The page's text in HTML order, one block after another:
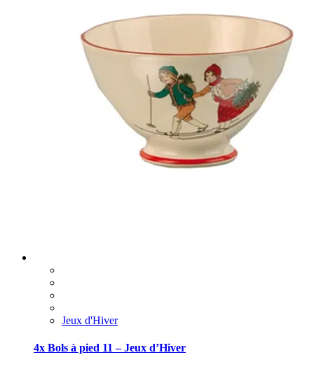
Jeux d'Hiver
4x Bols à pied 11 – Jeux d’Hiver